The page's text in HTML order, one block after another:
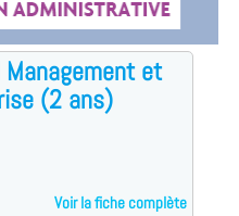
Management et
(2 ans)
Voir la fiche complète